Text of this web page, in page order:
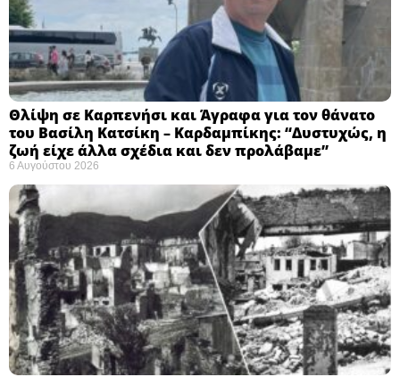
Θλίψη σε Καρπενήσι και Άγραφα για τον θάνατο
του Βασίλη Κατσίκη – Καρδαμπίκης: “Δυστυχώς, η
ζωή είχε άλλα σχέδια και δεν προλάβαμε”
6 Αυγούστου 2026